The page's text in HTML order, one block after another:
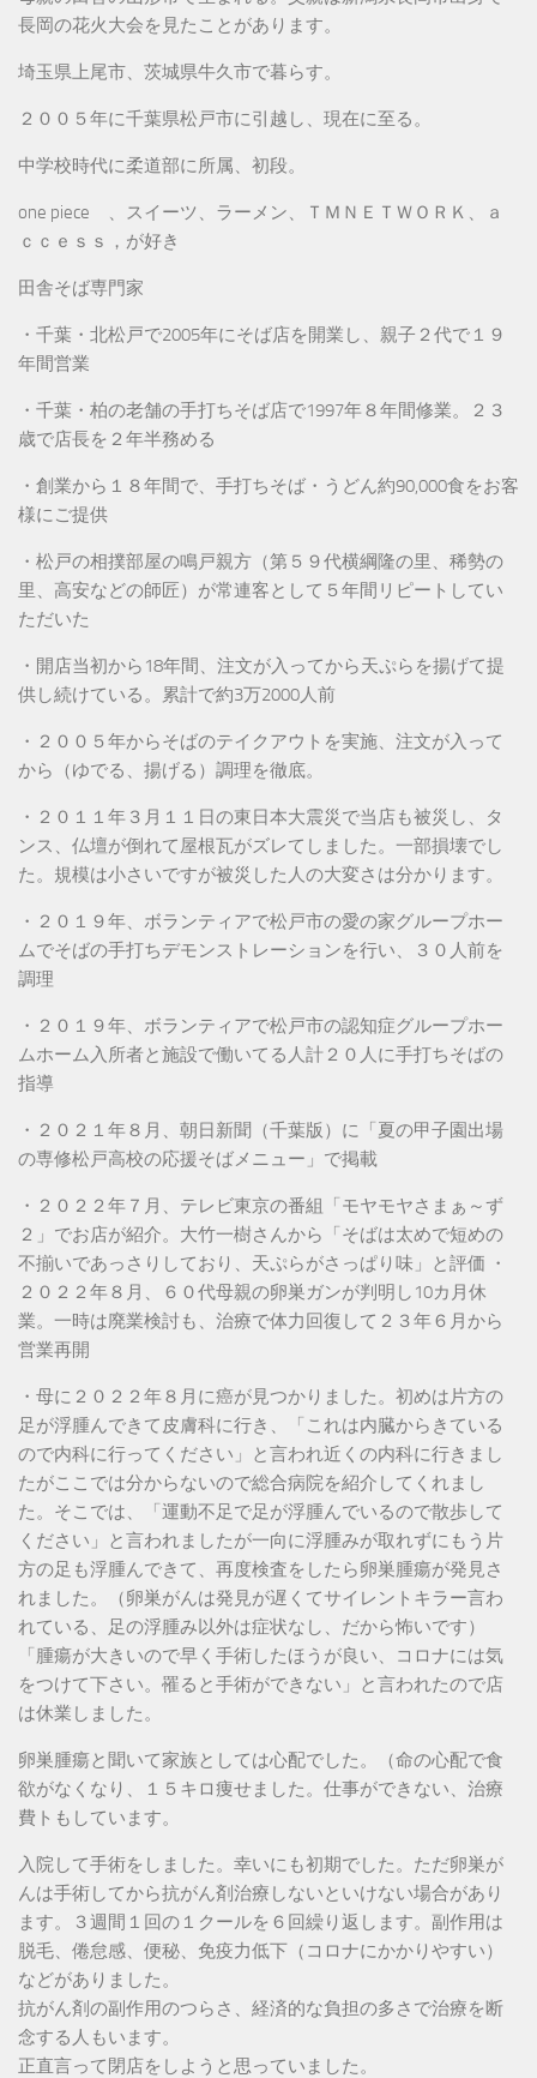
長岡の花火大会を見たことがあります。
埼玉県上尾市、茨城県牛久市で暮らす。
２００５年に千葉県松戸市に引越し、現在に至る。
中学校時代に柔道部に所属、初段。
one piece 、スイーツ、ラーメン、ＴＭＮＥＴＷＯＲＫ、ａ
ｃｃｅｓｓ，が好き
田舎そば専門家
・千葉・北松戸で2005年にそば店を開業し、親子２代で１９
年間営業
・千葉・柏の老舗の手打ちそば店で1997年８年間修業。２３
歳で店長を２年半務める
・創業から１８年間で、手打ちそば・うどん約90,000食をお客
様にご提供
・松戸の相撲部屋の鳴戸親方（第５９代横綱隆の里、稀勢の
里、高安などの師匠）が常連客として５年間リピートしてい
ただいた
・開店当初から18年間、注文が入ってから天ぷらを揚げて提
供し続けている。累計で約3万2000人前
・２００５年からそばのテイクアウトを実施、注文が入って
から（ゆでる、揚げる）調理を徹底。
・２０１１年３月１１日の東日本大震災で当店も被災し、タ
ンス、仏壇が倒れて屋根瓦がズレてしました。一部損壊でし
た。規模は小さいですが被災した人の大変さは分かります。
・２０１９年、ボランティアで松戸市の愛の家グループホー
ムでそばの手打ちデモンストレーションを行い、３０人前を
調理
・２０１９年、ボランティアで松戸市の認知症グループホー
ムホーム入所者と施設で働いてる人計２０人に手打ちそばの
指導
・２０２１年８月、朝日新聞（千葉版）に「夏の甲子園出場
の専修松戸高校の応援そばメニュー」で掲載
・２０２２年７月、テレビ東京の番組「モヤモヤさまぁ～ず
２」でお店が紹介。大竹一樹さんから「そばは太めで短めの
不揃いであっさりしており、天ぷらがさっぱり味」と評価 ・
２０２２年８月、６０代母親の卵巣ガンが判明し10カ月休
業。一時は廃業検討も、治療で体力回復して２３年６月から
営業再開
・母に２０２２年８月に癌が見つかりました。初めは片方の
足が浮腫んできて皮膚科に行き、「これは内臓からきている
ので内科に行ってください」と言われ近くの内科に行きまし
たがここでは分からないので総合病院を紹介してくれまし
た。そこでは、「運動不足で足が浮腫んでいるので散歩して
ください」と言われましたが一向に浮腫みが取れずにもう片
方の足も浮腫んできて、再度検査をしたら卵巣腫瘍が発見さ
れました。（卵巣がんは発見が遅くてサイレントキラー言わ
れている、足の浮腫み以外は症状なし、だから怖いです）
「腫瘍が大きいので早く手術したほうが良い、コロナには気
をつけて下さい。罹ると手術ができない」と言われたので店
は休業しました。
卵巣腫瘍と聞いて家族としては心配でした。（命の心配で食
欲がなくなり、１５キロ痩せました。仕事ができない、治療
費トもしています。
入院して手術をしました。幸いにも初期でした。ただ卵巣が
んは手術してから抗がん剤治療しないといけない場合があり
ます。３週間１回の１クールを６回繰り返します。副作用は
脱毛、倦怠感、便秘、免疫力低下（コロナにかかりやすい）
などがありました。
抗がん剤の副作用のつらさ、経済的な負担の多さで治療を断
念する人もいます。
正直言って閉店をしようと思っていました。